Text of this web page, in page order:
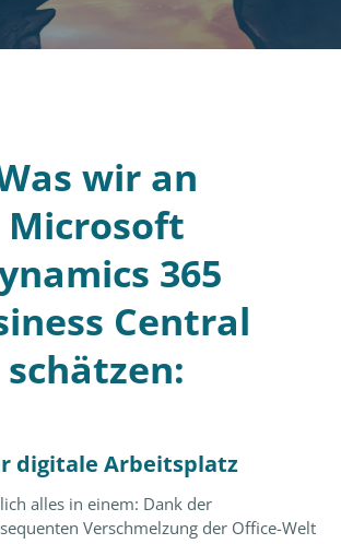
wir an
Microsoft
365
Central
schätzen:
digitale Arbeitsplatz
alles in einem: Dank der
Verschmelzung der Office-Welt